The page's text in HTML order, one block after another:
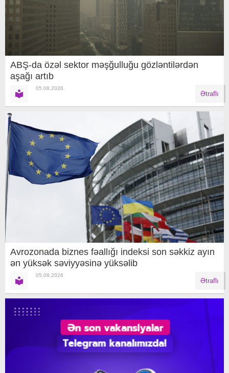
ABŞ-da özəl sektor məşğulluğu gözləntilərdən
aşağı artıb
05.08.2026
Ətraflı
Avrozonada biznes fəallığı indeksi son səkkiz ayın
ən yüksək səviyyəsinə yüksəlib
05.08.2026
Ətraflı